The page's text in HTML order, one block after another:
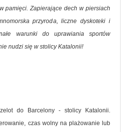
pamięci. Zapierające dech w piersiach
przyroda, liczne dyskoteki i
warunki do uprawiania sportów
nudzi się w stolicy Katalonii!
do Barcelony - stolicy Katalonii.
czas wolny na plażowanie lub